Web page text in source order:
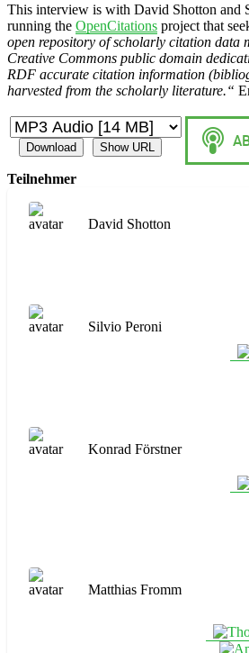
This interview is with David Shotton and
running the OpenCitations project that
open repository of scholarly citation data
Creative Commons public domain
RDF accurate citation information
harvested from the scholarly literature.“
Download Show URL
Teilnehmer
David Shotton
Silvio Peroni
Konrad Förstner
Matthias Fromm